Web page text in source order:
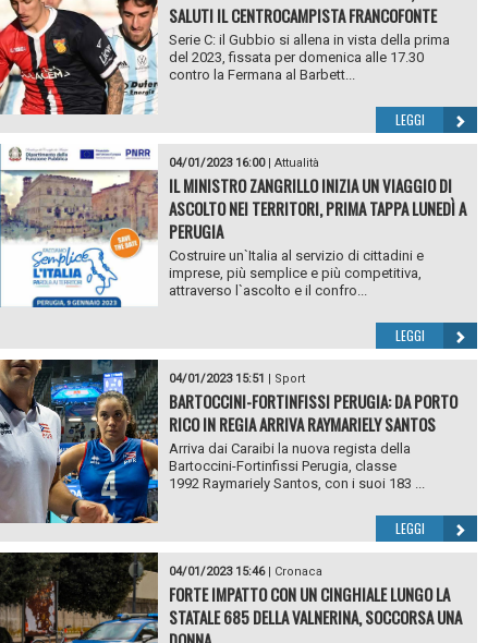
SALUTI IL CENTROCAMPISTA FRANCOFONTE
Serie C: il Gubbio si allena in vista della prima
del 2023, fissata per domenica alle 17.30
contro la Fermana al Barbett...
LEGGI
04/01/2023 16:00| Attualità
IL MINISTRO ZANGRILLO INIZIA UN VIAGGIO DI
ASCOLTO NEI TERRITORI, PRIMA TAPPA LUNEDÌ A
PERUGIA
Costruire un`Italia al servizio di cittadini e
imprese, più semplice e più competitiva,
attraverso l`ascolto e il confro...
LEGGI
04/01/2023 15:51 Sport
BARTOCCINI-FORTINFISSI PERUGIA: DA PORTO
RICO IN REGIA ARRIVA RAYMARIELY SANTOS
Arriva dai Caraibi la nuova regista della
Bartoccini-Fortinfissi Perugia, classe
1992 Raymariely Santos, con i suoi 183 ...
LEGGI
04/01/2023 15:46| Cronaca
FORTE IMPATTO CON UN CINGHIALE LUNGO LA
STATALE 685 DELLA VALNERINA, SOCCORSA UNA